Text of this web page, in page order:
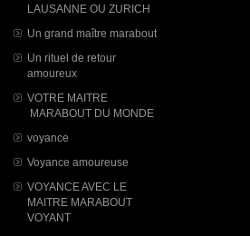
LAUSANNE OU ZURICH
Un grand maître marabout
Un rituel de retour
amoureux
VOTRE MAITRE
MARABOUT DU MONDE
voyance
Voyance amoureuse
VOYANCE AVEC LE
MAITRE MARABOUT
VOYANT